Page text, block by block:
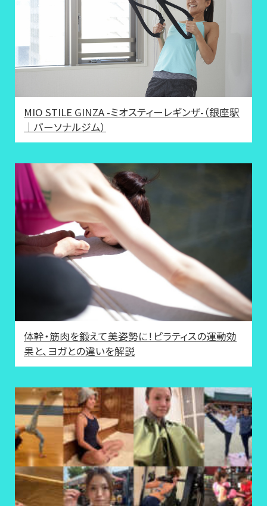
MIO STILE GINZA -ミオスティーレギンザ-（銀座駅
｜パーソナルジム）
体幹・筋肉を鍛えて美姿勢に！ピラティスの運動効
果と、ヨガとの違いを解説